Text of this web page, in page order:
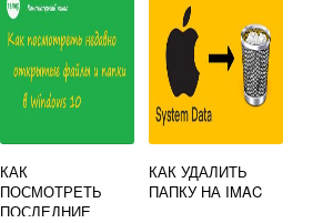
КАК
ПОСМОТРЕТЬ
ПОСЛЕДНИЕ
КАК УДАЛИТЬ
ПАПКУ НА IMAC